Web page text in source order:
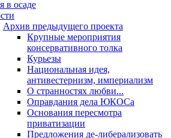
в осаде
Архив предыдущего проекта
Крупные мероприятия
консервативного толка
Курьезы
Национальная идея,
антивестернизм, империализм
О странностях любви...
Оправдания дела ЮКОСа
Основания пересмотра
приватизации
Предложения де-либерализовать